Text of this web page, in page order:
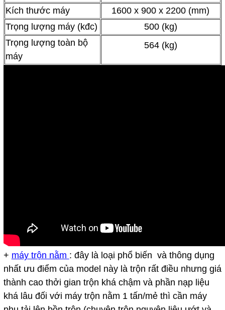
Kích thước máy
1600 x 900 x 2200 (mm)
Trọng lượng máy (kđc)
500 (kg)
Trọng lượng toàn bộ
máy
564 (kg)
+ máy trộn nằm : đây là loại phổ biến và thông dụng
nhất ưu điểm của model này là trộn rất điều nhưng giá
thành cao thởi gian trộn khá chậm và phần nạp liệu
khá lâu đối với máy trộn nằm 1 tấn/mẻ thì cần máy